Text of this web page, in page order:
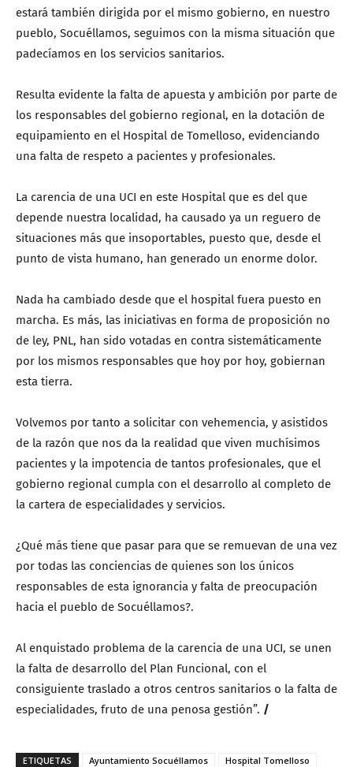
estará también dirigida por el mismo gobierno, en nuestro
pueblo, Socuéllamos, seguimos con la misma situación que
padecíamos en los servicios sanitarios.
Resulta evidente la falta de apuesta y ambición por parte de
los responsables del gobierno regional, en la dotación de
equipamiento en el Hospital de Tomelloso, evidenciando
una falta de respeto a pacientes y profesionales.
La carencia de una UCI en este Hospital que es del que
depende nuestra localidad, ha causado ya un reguero de
situaciones más que insoportables, puesto que, desde el
punto de vista humano, han generado un enorme dolor.
Nada ha cambiado desde que el hospital fuera puesto en
marcha. Es más, las iniciativas en forma de proposición no
de ley, PNL, han sido votadas en contra sistemáticamente
por los mismos responsables que hoy por hoy, gobiernan
esta tierra.
Volvemos por tanto a solicitar con vehemencia, y asistidos
de la razón que nos da la realidad que viven muchísimos
pacientes y la impotencia de tantos profesionales, que el
gobierno regional cumpla con el desarrollo al completo de
la cartera de especialidades y servicios.
¿Qué más tiene que pasar para que se remuevan de una vez
por todas las conciencias de quienes son los únicos
responsables de esta ignorancia y falta de preocupación
hacia el pueblo de Socuéllamos?.
Al enquistado problema de la carencia de una UCI, se unen
la falta de desarrollo del Plan Funcional, con el
consiguiente traslado a otros centros sanitarios o la falta de
especialidades, fruto de una penosa gestión”. /
ETIQUETAS Ayuntamiento Socuéllamos Hospital Tomelloso